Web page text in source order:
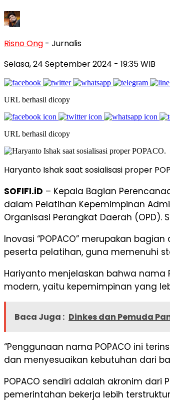
Risno Ong - Jurnalis
Selasa, 24 September 2024 - 19:35 WIB
URL berhasil dicopy
URL berhasil dicopy
Haryanto Ishak saat sosialisasi proper
SOFIFI.iD – Kepala Bagian
dalam Pelatihan Kepemimpinan
Organisasi Perangkat Daerah (OPD).
Inovasi “POPACO” merupakan
peserta pelatihan, guna memenuhi
Hariyanto menjelaskan bahwa nama
modern, yaitu kepemimpinan yang
Baca Juga : Dinkes dan Pemuda
“Penggunaan nama POPACO ini
dan menyesuaikan kebutuhan dari
POPACO sendiri adalah akronim
pemerintahan bekerja lebih